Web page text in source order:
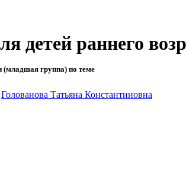
детей раннего
(младшая группа) по теме
Голованова Татьяна Константиновна